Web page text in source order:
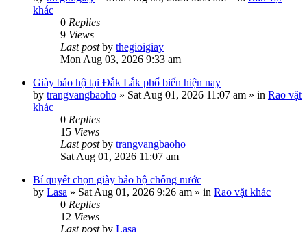
khác
0 Replies
9 Views
Last postby thegioigiay
Mon Aug 03, 2026 9:33 am
Giày bảo hộ tại Đắk Lắk phổ biến hiện nay
by trangvangbaoho » Sat Aug 01, 2026 11:07 am » in Rao vặt
khác
0 Replies
15 Views
Last postby trangvangbaoho
Sat Aug 01, 2026 11:07 am
Bí quyết chọn giày bảo hộ chống nước
by Lasa » Sat Aug 01, 2026 9:26 am » in Rao vặt khác
0 Replies
12 Views
Last postby Lasa